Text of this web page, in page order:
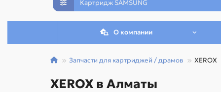
О компании
Запчасти для картриджей / драмов XEROX
XEROX в Алматы